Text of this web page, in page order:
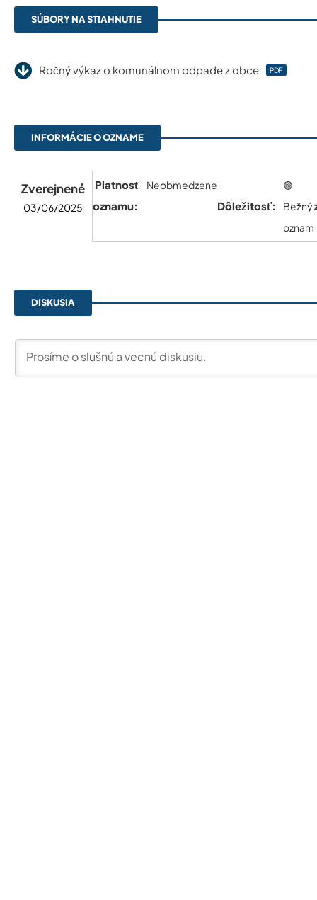
SÚBORY NA STIAHNUTIE
Ročný výkaz o komunálnom odpade z obce PDF
INFORMÁCIE O OZNAME
Zverejnené
03/06/2025
Platnosť
oznamu:
Neobmedzene
Dôležitosť:
🟢
Bežný
oznam
DISKUSIA